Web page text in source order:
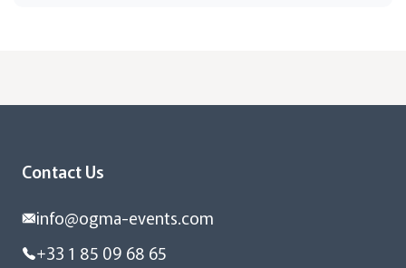
Contact Us
info@ogma-events.com
+33 1 85 09 68 65